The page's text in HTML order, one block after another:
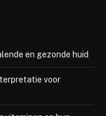
en gezonde huid
voor